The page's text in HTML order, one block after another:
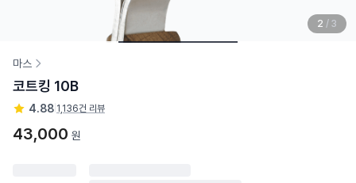
2 / 3
마스
코트킹 10B
4.88 1,136건 리뷰
43,000 원